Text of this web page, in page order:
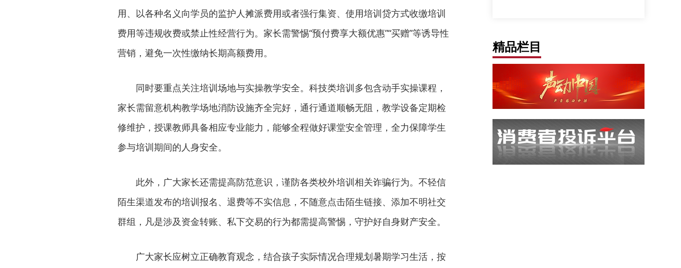
用、以各种名义向学员的监护人摊派费用或者强行集资、使用培训贷方式收缴培训
费用等违规收费或禁止性经营行为。家长需警惕“预付费享大额优惠”“买赠”等诱导性
营销，避免一次性缴纳长期高额费用。
同时要重点关注培训场地与实操教学安全。科技类培训多包含动手实操课程，
家长需留意机构教学场地消防设施齐全完好，通行通道顺畅无阻，教学设备定期检
修维护，授课教师具备相应专业能力，能够全程做好课堂安全管理，全力保障学生
参与培训期间的人身安全。
此外，广大家长还需提高防范意识，谨防各类校外培训相关诈骗行为。不轻信
陌生渠道发布的培训报名、退费等不实信息，不随意点击陌生链接、添加不明社交
群组，凡是涉及资金转账、私下交易的行为都需提高警惕，守护好自身财产安全。
广大家长应树立正确教育观念，结合孩子实际情况合理规划暑期学习生活，按
精品栏目